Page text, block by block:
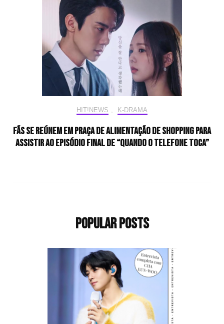
HIT!NEWS K-DRAMA
Fãs se reúnem em praça de alimentação de shopping para
assistir ao episódio final de “Quando o Telefone Toca”
Popular Posts